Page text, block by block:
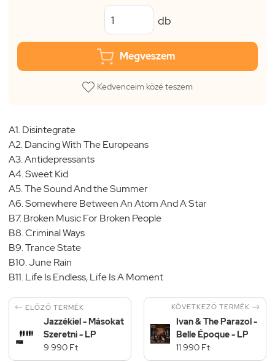
db
Megveszem
Kedvenceim közé teszem
A1. Disintegrate
A2. Dancing With The Europeans
A3. Antidepressants
A4. Sweet Kid
A5. The Sound And the Summer
A6. Somewhere Between An Atom And A Star
B7. Broken Music For Broken People
B8. Criminal Ways
B9. Trance State
B10. June Rain
B11. Life Is Endless, Life Is A Moment
 ELŐZŐ TERMÉK
Jazzékiel - Másokat
Szeretni - LP
9 990 Ft
KÖVETKEZŐ TERMÉK 
Ivan & The Parazol -
Belle Époque - LP
11 990 Ft